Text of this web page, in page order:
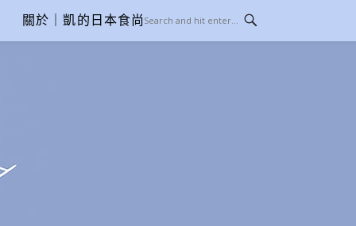
關於｜凱的日本食尚日記